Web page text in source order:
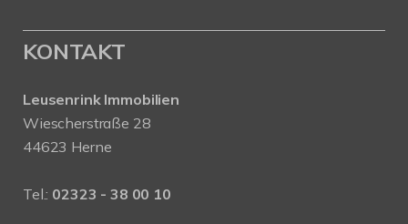
KONTAKT
Leusenrink Immobilien
Wiescherstraße 28
44623 Herne
Tel.: 02323 - 38 00 10